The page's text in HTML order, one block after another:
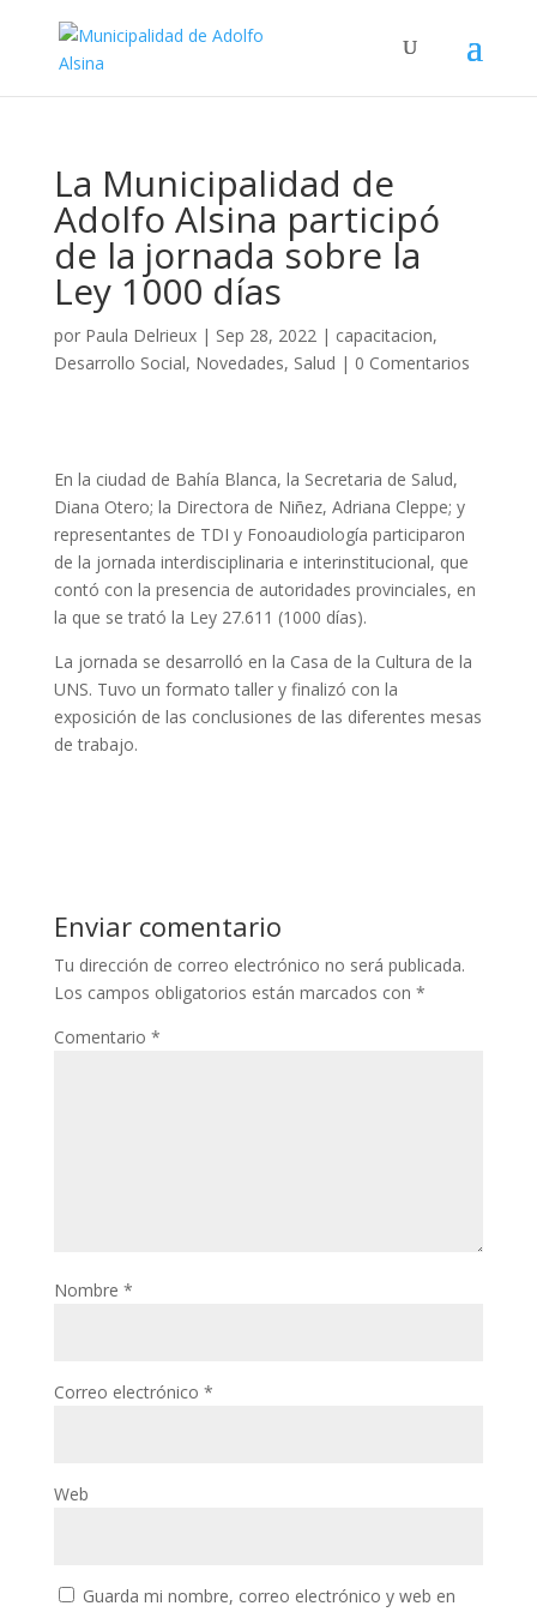
La Municipalidad de
Adolfo Alsina participó
de la jornada sobre la
Ley 1000 días
por Paula Delrieux| Sep 28, 2022| capacitacion,
Desarrollo Social, Novedades, Salud | 0 Comentarios
En la ciudad de Bahía Blanca, la Secretaria de Salud,
Diana Otero; la Directora de Niñez, Adriana Cleppe; y
representantes de TDI y Fonoaudiología participaron
de la jornada interdisciplinaria e interinstitucional, que
contó con la presencia de autoridades provinciales, en
la que se trató la Ley 27.611 (1000 días).
La jornada se desarrolló en la Casa de la Cultura de la
UNS. Tuvo un formato taller y finalizó con la
exposición de las conclusiones de las diferentes mesas
de trabajo.
Enviar comentario
Tu dirección de correo electrónico no será publicada.
Los campos obligatorios están marcados con *
Comentario *
Nombre *
Correo electrónico *
Web
Guarda mi nombre, correo electrónico y web en